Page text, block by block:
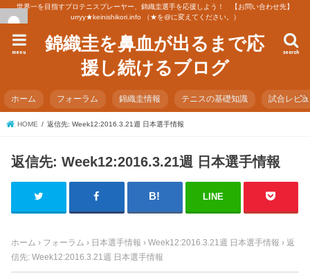
世界一を目指すプロテニスプレーヤー、錦織圭選手を応援しよう！ 【お問い合わせ先】
urryy★keinishikori.info （★を@に変えてください。）
錦織圭を鼻血が出るまで応
援し続けるブログ
search
menu
ホーム フォーラム 錦織圭情報 テニスの基礎知識 試合レビ
HOME 返信先: Week12:2016.3.21週 日本選手情報
返信先: Week12:2016.3.21週 日本選手情報
LINE
ホーム › フォーラム › 日本選手情報 › Week12:2016.3.21週 日本選手情報 › 返
信先: Week12:2016.3.21週 日本選手情報